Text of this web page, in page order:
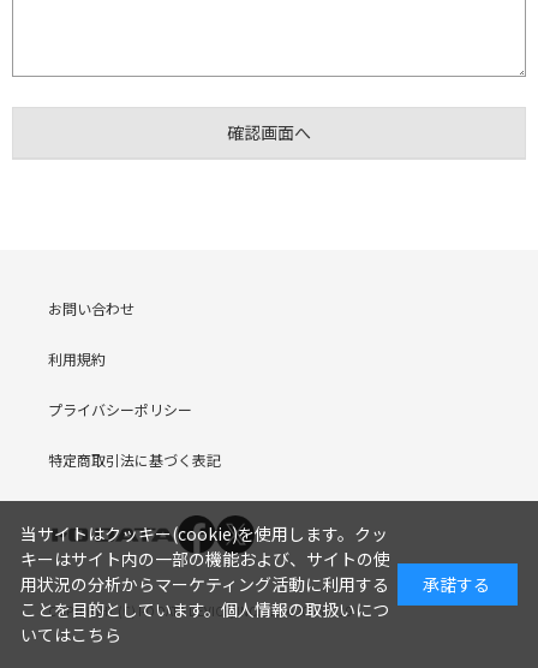
お問い合わせ
利用規約
プライバシーポリシー
特定商取引法に基づく表記
COPYRIGHT (C) I-O DATA DEVICE, INC. Since 2005.9.19
当サイトはクッキー(cookie)を使用します。クッ
キーはサイト内の一部の機能および、サイトの使
用状況の分析からマーケティング活動に利用する
ことを目的としています。個人情報の取扱いにつ
いてはこちら
承諾する